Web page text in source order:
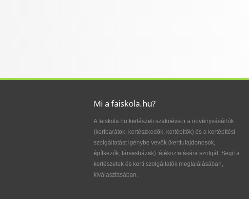
Mi a faiskola.hu?
A faiskola.hu kertészeti szaknévsor a növényvásárlók
(kertbarátok, kertészkedők, kertépítők) és a kertépítési
szolgáltatást igénybe vevők (kerttulajdonosok,
építkezők, társasházak) tájékoztatására szolgál. Segít a
kertészetek és kerti szolgáltatók megtalálásában,
kiválasztásában.